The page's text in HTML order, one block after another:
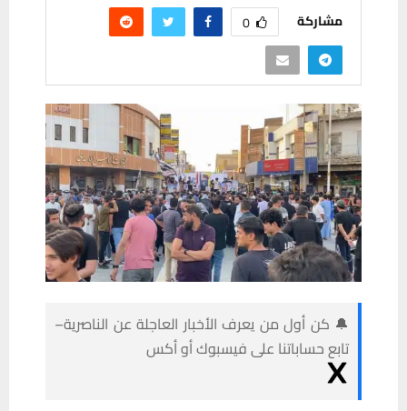
مشاركة 0
🔔 كن أول من يعرف الأخبار العاجلة عن الناصرية–
تابع حساباتنا على فيسبوك أو أكس